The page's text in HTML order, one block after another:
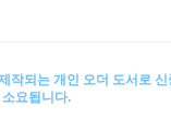
작되는 개인 오더 도서로
요됩니다.